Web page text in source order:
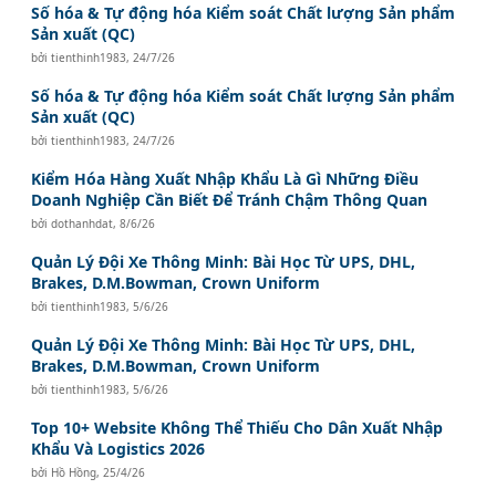
Số hóa & Tự động hóa Kiểm soát Chất lượng Sản phẩm
Sản xuất (QC)
bởitienthinh1983, 24/7/26
Số hóa & Tự động hóa Kiểm soát Chất lượng Sản phẩm
Sản xuất (QC)
bởitienthinh1983, 24/7/26
Kiểm Hóa Hàng Xuất Nhập Khẩu Là Gì Những Điều
Doanh Nghiệp Cần Biết Để Tránh Chậm Thông Quan
bởidothanhdat,8/6/26
Quản Lý Đội Xe Thông Minh: Bài Học Từ UPS, DHL,
Brakes, D.M.Bowman, Crown Uniform
bởitienthinh1983, 5/6/26
Quản Lý Đội Xe Thông Minh: Bài Học Từ UPS, DHL,
Brakes, D.M.Bowman, Crown Uniform
bởitienthinh1983, 5/6/26
Top 10+ Website Không Thể Thiếu Cho Dân Xuất Nhập
Khẩu Và Logistics 2026
bởi Hồ Hồng, 25/4/26